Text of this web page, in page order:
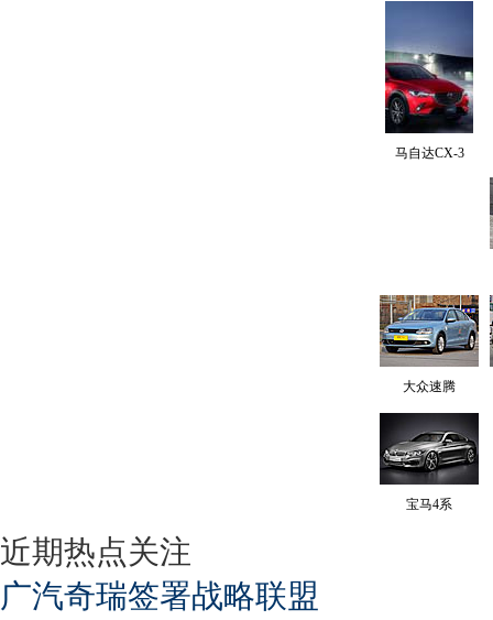
马自达CX-3
大众速腾
宝马4系
近期热点关注
广汽奇瑞签署战略联盟